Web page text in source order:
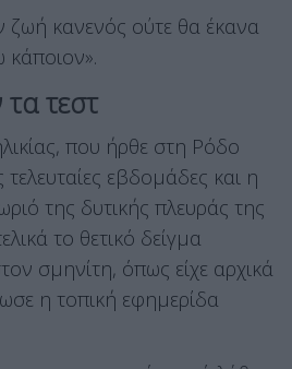
ζωή κανενός ούτε θα έκανα
τεστ
που ήρθε στη Ρόδο
τελευταίες εβδομάδες και η
της δυτικής πλευράς της
το θετικό δείγμα
σμηνίτη, όπως είχε αρχικά
η τοπική εφημερίδα